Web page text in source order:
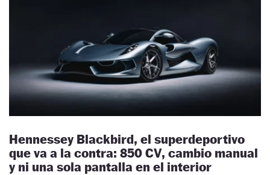
Hennessey Blackbird, el superdeportivo
que va a la contra: 850 CV, cambio manual
y ni una sola pantalla en el interior